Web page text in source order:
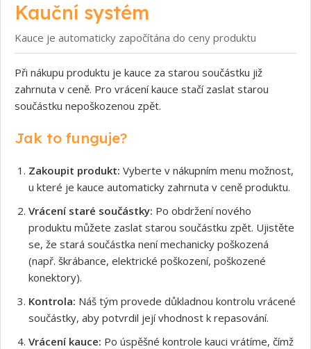
Kauční systém
Kauce je automaticky započítána do ceny produktu
Při nákupu produktu je kauce za starou součástku již
zahrnuta v ceně. Pro vrácení kauce stačí zaslat starou
součástku nepoškozenou zpět.
Jak to funguje?
Zakoupit produkt: Vyberte v nákupním menu možnost,
u které je kauce automaticky zahrnuta v ceně produktu.
Vrácení staré součástky: Po obdržení nového
produktu můžete zaslat starou součástku zpět. Ujistěte
se, že stará součástka není mechanicky poškozená
(např. škrábance, elektrické poškození, poškozené
konektory).
Kontrola: Náš tým provede důkladnou kontrolu vrácené
součástky, aby potvrdil její vhodnost k repasování.
Vrácení kauce: Po úspěšné kontrole kauci vrátíme, čímž